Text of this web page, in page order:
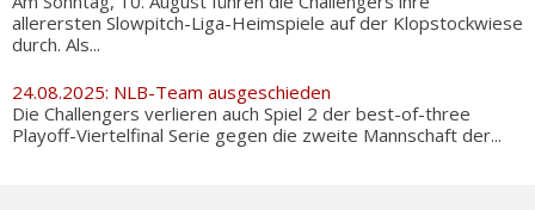
allerersten Slowpitch-Liga-Heimspiele auf der Klopstockwiese
durch. Als...
24.08.2025: NLB-Team ausgeschieden
Die Challengers verlieren auch Spiel 2 der best-of-three
Playoff-Viertelfinal Serie gegen die zweite Mannschaft der...